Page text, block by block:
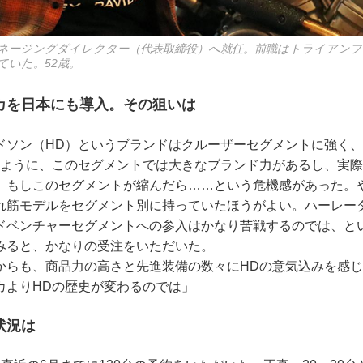
ージングダイレクター（代表取締役）へ就任。前職はトライアン
いた。52歳。
日本にも導入。その狙いは
ソン（HD）というブランドはクルーザーセグメントに強く
うに、このセグメントでは大きなブランド力があるし、実
もしこのセグメントが縮んだら……という危機感があった。
筋モデルをセグメント別に持っていたほうがよい。ハーレー
ベンチャーセグメントへの参入はかなり苦戦するのでは、と
と、かなりの受注をいただいた。
らも、商品力の高さと先進装備の数々にHDの意気込みを感
りHDの歴史が変わるのでは」
は